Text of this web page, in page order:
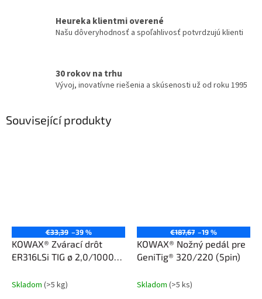
Heureka klientmi overené
Našu dôveryhodnosť a spoľahlivosť potvrdzujú klienti
30 rokov na trhu
Vývoj, inovatívne riešenia a skúsenosti už od roku 1995
Související produkty
€33,39 –39 %
KOWAX® Zvárací drôt
ER316LSi TIG ø 2,0/1000
Skladom (>5 kg)
€187,67 –19 %
KOWAX® Nožný pedál pre
GeniTig® 320/220 (5pin)
Skladom (>5 ks)